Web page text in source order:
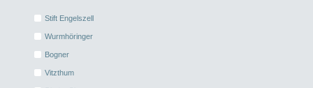
Stift Engelszell
Wurmhöringer
Bogner
Vitzthum